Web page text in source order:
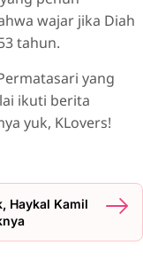
wajar jika Diah
tahun.
yang
ikuti berita
yuk, KLovers!
Haykal Kamil